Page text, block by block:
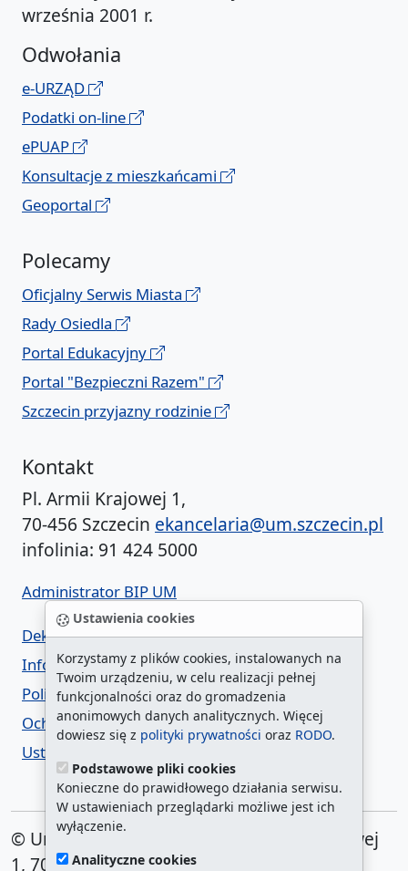
Ustawienia cookies
Korzystamy z plików cookies, instalowanych na
Twoim urządzeniu, w celu realizacji pełnej
funkcjonalności oraz do gromadzenia
anonimowych danych analitycznych. Więcej
dowiesz się z polityki prywatności oraz RODO.
Podstawowe pliki cookies
Konieczne do prawidłowego działania serwisu.
W ustawieniach przeglądarki możliwe jest ich
wyłączenie.
Analityczne cookies
września 2001 r.
Odwołania
e-URZĄD
Podatki on-line
ePUAP
Konsultacje z mieszkańcami
Geoportal
Polecamy
Oficjalny Serwis Miasta
Rady Osiedla
Portal Edukacyjny
Portal "Bezpieczni Razem"
Szczecin przyjazny rodzinie
Kontakt
Pl. Armii Krajowej 1,
70-456 Szczecin ekancelaria@um.szczecin.pl
infolinia: 91 424 5000
Administrator BIP UM
Deklaracja dostępności
Informacja o urzędzie w ETR
Polityka prywatności
Ochrona danych osobowych
Ustawienia cookies
© Urząd Miasta Szczecin. Plac Armii Krajowej
1, 70-456 Szczecin